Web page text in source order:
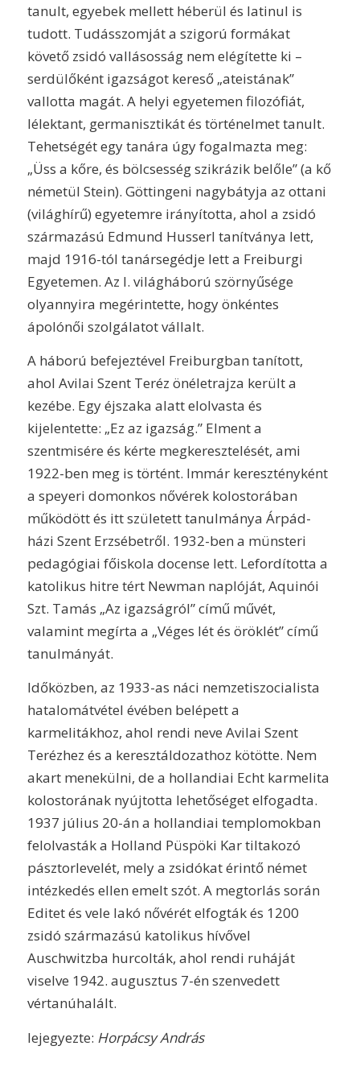
tanult, egyebek mellett héberül és latinul is
tudott. Tudásszomját a szigorú formákat
követő zsidó vallásosság nem elégítette ki –
serdülőként igazságot kereső „ateistának”
vallotta magát. A helyi egyetemen filozófiát,
lélektant, germanisztikát és történelmet tanult.
Tehetségét egy tanára úgy fogalmazta meg:
„Üss a kőre, és bölcsesség szikrázik belőle” (a kő
németül Stein). Göttingeni nagybátyja az ottani
(világhírű) egyetemre irányította, ahol a zsidó
származású Edmund Husserl tanítványa lett,
majd 1916-tól tanársegédje lett a Freiburgi
Egyetemen. Az I. világháború szörnyűsége
olyannyira megérintette, hogy önkéntes
ápolónői szolgálatot vállalt.
A háború befejeztével Freiburgban tanított,
ahol Avilai Szent Teréz önéletrajza került a
kezébe. Egy éjszaka alatt elolvasta és
kijelentette: „Ez az igazság.” Elment a
szentmisére és kérte megkeresztelését, ami
1922-ben meg is történt. Immár keresztényként
a speyeri domonkos nővérek kolostorában
működött és itt született tanulmánya Árpád-
házi Szent Erzsébetről. 1932-ben a münsteri
pedagógiai főiskola docense lett. Lefordította a
katolikus hitre tért Newman naplóját, Aquinói
Szt. Tamás „Az igazságról” című művét,
valamint megírta a „Véges lét és öröklét” című
tanulmányát.
Időközben, az 1933-as náci nemzetiszocialista
hatalomátvétel évében belépett a
karmelitákhoz, ahol rendi neve Avilai Szent
Terézhez és a keresztáldozathoz kötötte. Nem
akart menekülni, de a hollandiai Echt karmelita
kolostorának nyújtotta lehetőséget elfogadta.
1937 július 20-án a hollandiai templomokban
felolvasták a Holland Püspöki Kar tiltakozó
pásztorlevelét, mely a zsidókat érintő német
intézkedés ellen emelt szót. A megtorlás során
Editet és vele lakó nővérét elfogták és 1200
zsidó származású katolikus hívővel
Auschwitzba hurcolták, ahol rendi ruháját
viselve 1942. augusztus 7-én szenvedett
vértanúhalált.
lejegyezte: Horpácsy András